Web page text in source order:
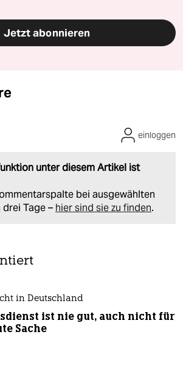
Jetzt abonnieren
unter diesem Artikel ist
bei ausgewählten
Tage – hier sind sie zu finden.
einloggen
in Deutschland
ist nie gut, auch nicht für
Sache